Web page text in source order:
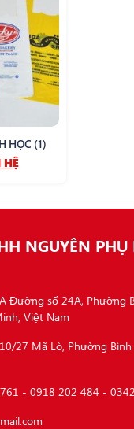
HỌC (1)
HỆ
NGUYÊN PHỤ
Đường số 24A, Phường
Việt Nam
27 Mã Lò, Phường
- 0918 202 484 -